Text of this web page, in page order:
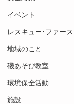
イベント
レスキュー･ファー
地域のこと
磯あそび教室
環境保全活動
施設